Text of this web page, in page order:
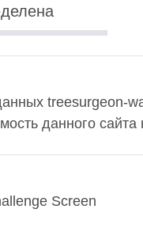
treesurgeon-
данного сайта
Screen